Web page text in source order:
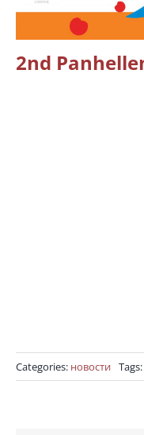
2nd
Categories: новости Tags: